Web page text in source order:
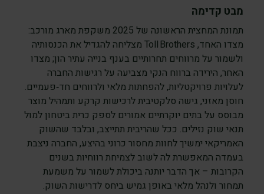
מבט קדימה
תמונת המחצית הראשונה של 2025 משקפת מארג מורכב:
מצדו האחד, Toll Brothers מצליחה להגדיל את הכנסותיה
ולשמור על מרווחים תחרותיים בענף בנייה עתיר הון; מצדו
האחר, הירידה ברווח הנקי מצביעה על רגישות החברה
לעלויות פרויקטליות, להפחתות מלאי ולרווחים חד‑פעמיים.
חוסן מאזני, גישה סלקטיבית לרכישות קרקע ותמהיל מוצר
מבוסס על בתים יוקרתיים אמורים לספק כרית ביטחון למול
תנאי שוק נזילים. ככל שהריבית תתייצב, ובלבד שהשוק
האמריקאי ימשיך לחוות מחסור כרוני בהיצע, החברה ניצבת
בעמדה המאפשרת לה לשוב לצמיחת רווחיות בשנים
הקרובות – אך הדבר יותנה ביכולת לשמור על משמעת
תמחור ולנהל מלאי באופן גמיש ביחס לדרישות השוק.